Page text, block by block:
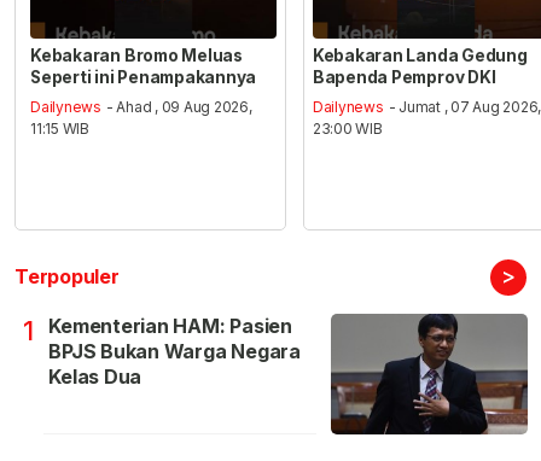
Kebakaran Bromo Meluas
Seperti ini Penampakannya
Dailynews - Ahad , 09 Aug 2026,
11:15 WIB
Kebakaran Landa Gedung
Bapenda Pemprov DKI
Dailynews - Jumat , 07 Aug 2026,
23:00 WIB
Terpopuler >
1
Kementerian HAM: Pasien
BPJS Bukan Warga Negara
Kelas Dua